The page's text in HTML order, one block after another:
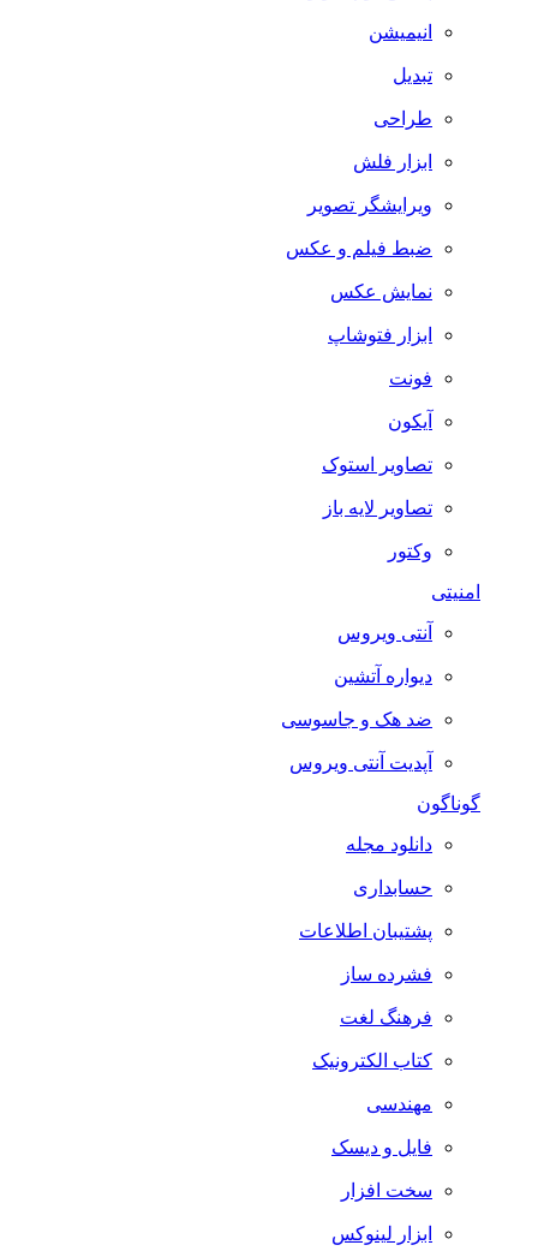
انیمیشن
تبدیل
طراحی
ابزار فلش
ویرایشگر تصویر
ضبط فيلم و عكس
نمایش عکس
ابزار فتوشاپ
فونت
آیکون
تصاویر استوک
تصاویر لایه باز
وکتور
امنیتی
آنتی ویروس
دیواره آتشین
ضد هک و جاسوسی
آپدیت آنتی ویروس
گوناگون
دانلود مجله
حسابداری
پشتیبان اطلاعات
فشرده ساز
فرهنگ لغت
کتاب الکترونیک
مهندسی
فایل و دیسک
سخت افزار
ابزار لینوکس